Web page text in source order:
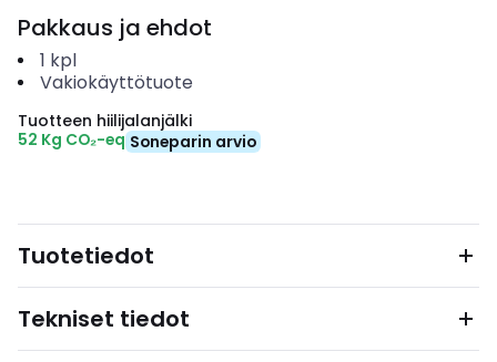
Pakkaus ja ehdot
1 kpl
Vakiokäyttötuote
Tuotteen hiilijalanjälki
52 Kg CO₂-eq Soneparin arvio
Tuotetiedot
Tekniset tiedot